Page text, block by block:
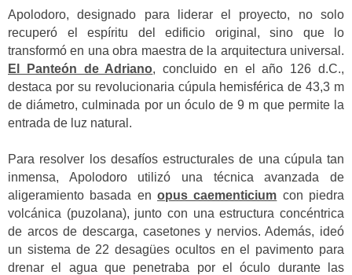
Apolodoro, designado para liderar el proyecto, no solo
recuperó el espíritu del edificio original, sino que lo
transformó en una obra maestra de la arquitectura universal.
El Panteón de Adriano, concluido en el año 126 d.C.,
destaca por su revolucionaria cúpula hemisférica de 43,3 m
de diámetro, culminada por un óculo de 9 m que permite la
entrada de luz natural.
Para resolver los desafíos estructurales de una cúpula tan
inmensa, Apolodoro utilizó una técnica avanzada de
aligeramiento basada en opus caementicium con piedra
volcánica (puzolana), junto con una estructura concéntrica
de arcos de descarga, casetones y nervios. Además, ideó
un sistema de 22 desagües ocultos en el pavimento para
drenar el agua que penetraba por el óculo durante las